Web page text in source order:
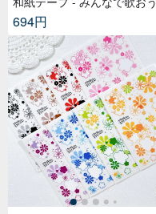
694円